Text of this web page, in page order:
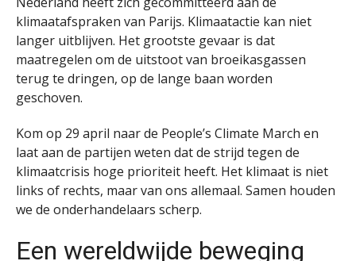
klimaatafspraken van Parijs. Klimaatactie kan niet
langer uitblijven. Het grootste gevaar is dat
maatregelen om de uitstoot van broeikasgassen
terug te dringen, op de lange baan worden
geschoven.
Kom op 29 april naar de People’s Climate March en
laat aan de partijen weten dat de strijd tegen de
klimaatcrisis hoge prioriteit heeft. Het klimaat is niet
links of rechts, maar van ons allemaal. Samen houden
we de onderhandelaars scherp.
Een wereldwijde beweging